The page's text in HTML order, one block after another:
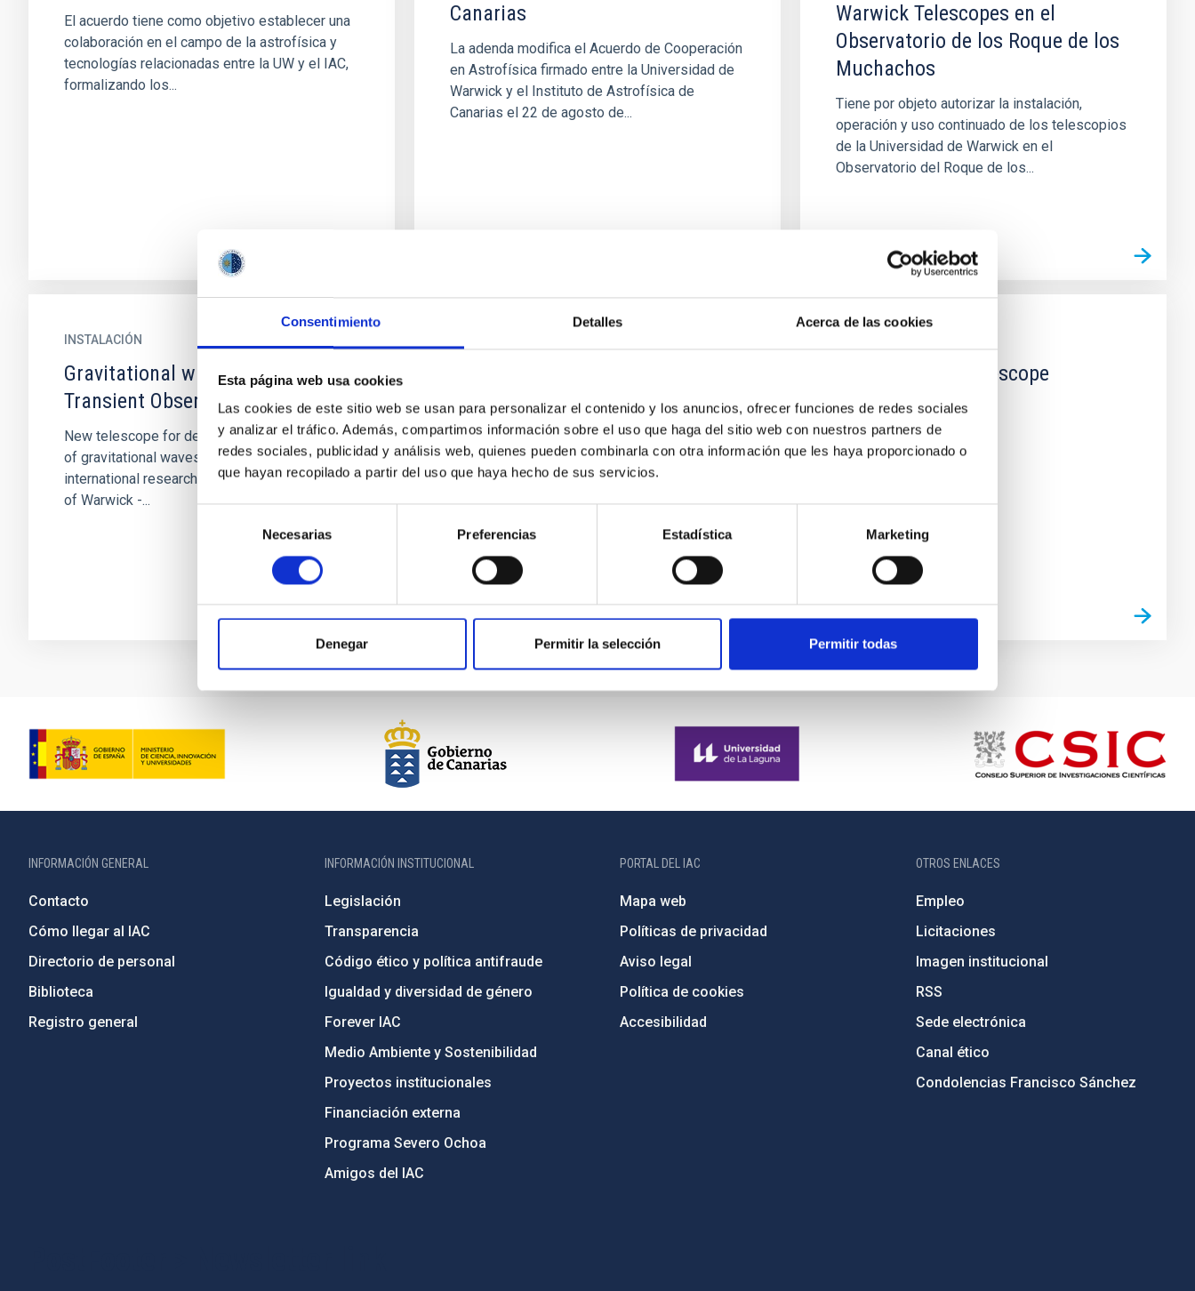
Consentimiento Detalles Acerca de las cookies
Esta página web usa cookies
Las cookies de este sitio web se usan para personalizar el contenido y los anuncios, ofrecer funciones de redes sociales
y analizar el tráfico. Además, compartimos información sobre el uso que haga del sitio web con nuestros partners de
redes sociales, publicidad y análisis web, quienes pueden combinarla con otra información que les haya proporcionado o
que hayan recopilado a partir del uso que haya hecho de sus servicios.
consentimiento
Necesarias Preferencias Estadística Marketing
Denegar Permitir la selección Permitir todas
El acuerdo tiene como objetivo establecer una
colaboración en el campo de la astrofísica y
tecnologías relacionadas entre la UW y el IAC,
formalizando los...
Canarias
La adenda modifica el Acuerdo de Cooperación
en Astrofísica firmado entre la Universidad de
Warwick y el Instituto de Astrofísica de
Canarias el 22 de agosto de...
Warwick Telescopes en el
Observatorio de los Roque de los
Muchachos
Tiene por objeto autorizar la instalación,
operación y uso continuado de los telescopios
de la Universidad de Warwick en el
Observatorio del Roque de los...
INSTALACIÓN
Gravitational wave Optical
Transient Observatory
New telescope for detecting optical signatures
of gravitational waves – built and operated by
international researchers led by the University
of Warwick -...
(Universidad de Warwick, Reino
Unido)
El Prof . Boris Gaensicke es catedrático del
Departamento de Física de la Universidad de
Warwick , Reino Unido, y actualmente es un
ERC Advanced Grant Fellow...
Warwick 1.0m Telescope
INFORMACIÓN GENERAL
Contacto
Cómo llegar al IAC
Directorio de personal
Biblioteca
Registro general
INFORMACIÓN INSTITUCIONAL
Legislación
Transparencia
Código ético y política antifraude
Igualdad y diversidad de género
Forever IAC
Medio Ambiente y Sostenibilidad
Proyectos institucionales
Financiación externa
Programa Severo Ochoa
Amigos del IAC
PORTAL DEL IAC
Mapa web
Políticas de privacidad
Aviso legal
Política de cookies
Accesibilidad
OTROS ENLACES
Empleo
Licitaciones
Imagen institucional
RSS
Sede electrónica
Canal ético
Condolencias Francisco Sánchez